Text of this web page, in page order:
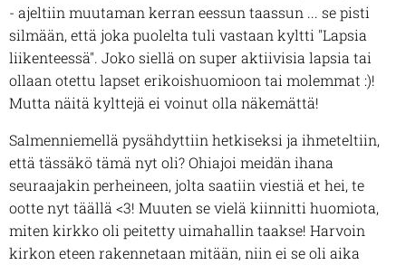
- ajeltiin muutaman kerran eessun taassun ... se pisti
silmään, että joka puolelta tuli vastaan kyltti "Lapsia
liikenteessä". Joko siellä on super aktiivisia lapsia tai
ollaan otettu lapset erikoishuomioon tai molemmat :)!
Mutta näitä kylttejä ei voinut olla näkemättä!
Salmenniemellä pysähdyttiin hetkiseksi ja ihmeteltiin,
että tässäkö tämä nyt oli? Ohiajoi meidän ihana
seuraajakin perheineen, jolta saatiin viestiä et hei, te
ootte nyt täällä <3! Muuten se vielä kiinnitti huomiota,
miten kirkko oli peitetty uimahallin taakse! Harvoin
kirkon eteen rakennetaan mitään, niin ei se oli aika